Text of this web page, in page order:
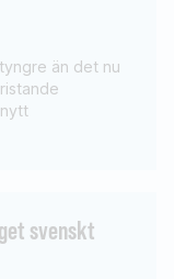
än det nu
svenskt